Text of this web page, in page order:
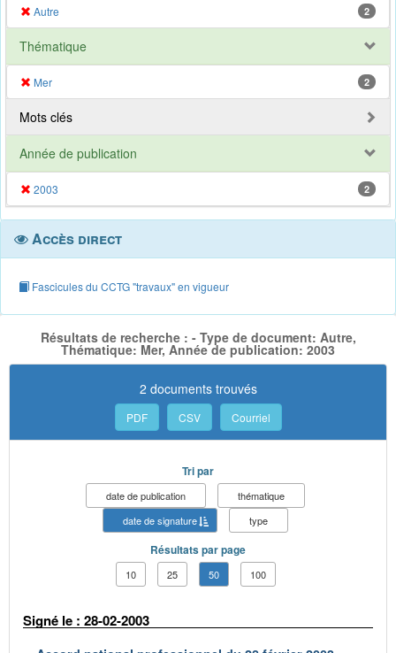
Autre 2
Thématique
Mer 2
Mots clés
Année de publication
2003 2
Accès direct
Fascicules du CCTG "travaux" en vigueur
Résultats de recherche : - Type de document: Autre,
Thématique: Mer, Année de publication: 2003
2 documents trouvés
PDF CSV Courriel
Tri par
date de publication
thématique
date de signature
type
Résultats par page
10 25 50 100
Signé le : 28-02-2003